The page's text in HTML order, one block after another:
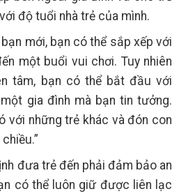
độ tuổi nhà trẻ của mình.
mới, bạn có thể sắp xếp với
một buổi vui chơi. Tuy nhiên
tâm, bạn có thể bắt đầu với
gia đình mà bạn tin tưởng.
với những trẻ khác và đón con
đưa trẻ đến phải đảm bảo an
có thể luôn giữ được liên lạc